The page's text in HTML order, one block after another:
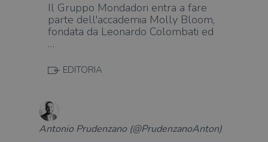
Il Gruppo Mondadori entra a fare
parte dell'accademia Molly Bloom,
fondata da Leonardo Colombati ed
…
EDITORIA
Antonio Prudenzano (@PrudenzanoAnton)